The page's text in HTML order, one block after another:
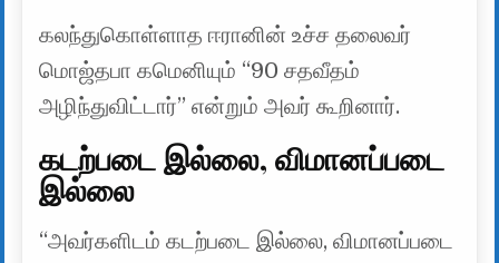
கலந்துகொள்ளாத ஈரானின் உச்ச தலைவர்
மொஜ்தபா கமெனியும் “90 சதவீதம்
அழிந்துவிட்டார்” என்றும் அவர் கூறினார்.
கடற்படை இல்லை, விமானப்படை
இல்லை
“அவர்களிடம் கடற்படை இல்லை, விமானப்படை